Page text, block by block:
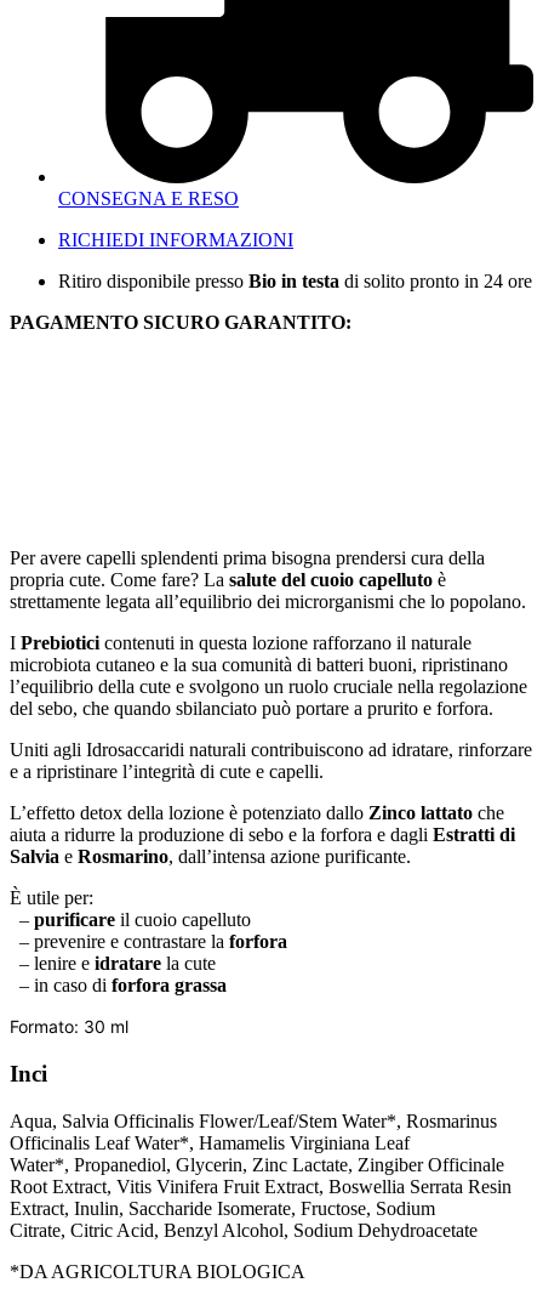
CONSEGNA E RESO
RICHIEDI INFORMAZIONI
Ritiro disponibile presso Bio in testa di solito pronto in 24 ore
PAGAMENTO SICURO GARANTITO:
Per avere capelli splendenti prima bisogna prendersi cura della
propria cute. Come fare? La salute del cuoio capelluto è
strettamente legata all’equilibrio dei microrganismi che lo popolano.
I Prebiotici contenuti in questa lozione rafforzano il naturale
microbiota cutaneo e la sua comunità di batteri buoni, ripristinano
l’equilibrio della cute e svolgono un ruolo cruciale nella regolazione
del sebo, che quando sbilanciato può portare a prurito e forfora.
Uniti agli Idrosaccaridi naturali contribuiscono ad idratare, rinforzare
e a ripristinare l’integrità di cute e capelli.
L’effetto detox della lozione è potenziato dallo Zinco lattato che
aiuta a ridurre la produzione di sebo e la forfora e dagli Estratti di
Salvia e Rosmarino, dall’intensa azione purificante.
È utile per:
– purificare il cuoio capelluto
– prevenire e contrastare la forfora
– lenire e idratare la cute
– in caso di forfora grassa
Formato: 30 ml
Inci
Aqua, Salvia Officinalis Flower/Leaf/Stem Water*, Rosmarinus
Officinalis Leaf Water*, Hamamelis Virginiana Leaf
Water*, Propanediol, Glycerin, Zinc Lactate, Zingiber Officinale
Root Extract, Vitis Vinifera Fruit Extract, Boswellia Serrata Resin
Extract, Inulin, Saccharide Isomerate, Fructose, Sodium
Citrate, Citric Acid, Benzyl Alcohol, Sodium Dehydroacetate
*DA AGRICOLTURA BIOLOGICA